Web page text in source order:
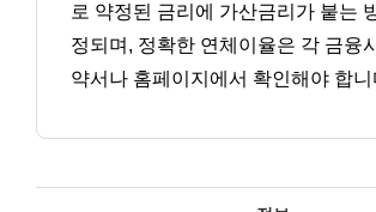
로 약정된 금리에 가산금리가 붙는
정되며, 정확한 연체이율은 각 금융
약서나 홈페이지에서 확인해야 합니